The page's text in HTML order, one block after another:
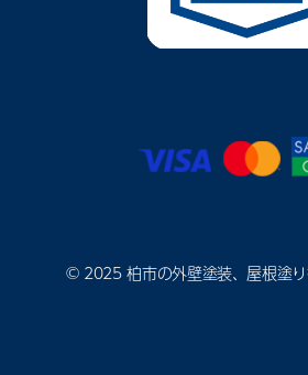
© 2025 柏市の外壁塗装、屋根塗